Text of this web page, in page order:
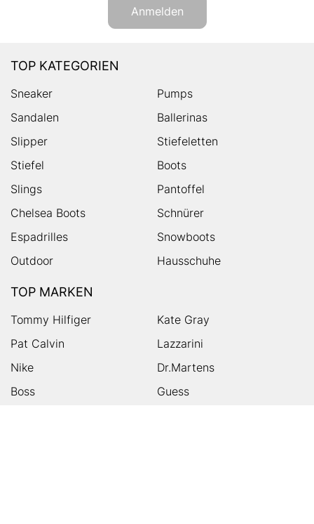
Anmelden
TOP KATEGORIEN
Sneaker
Pumps
Sandalen
Ballerinas
Slipper
Stiefeletten
Stiefel
Boots
Slings
Pantoffel
Chelsea Boots
Schnürer
Espadrilles
Snowboots
Outdoor
Hausschuhe
TOP MARKEN
Tommy Hilfiger
Kate Gray
Pat Calvin
Lazzarini
Nike
Dr.Martens
Boss
Guess